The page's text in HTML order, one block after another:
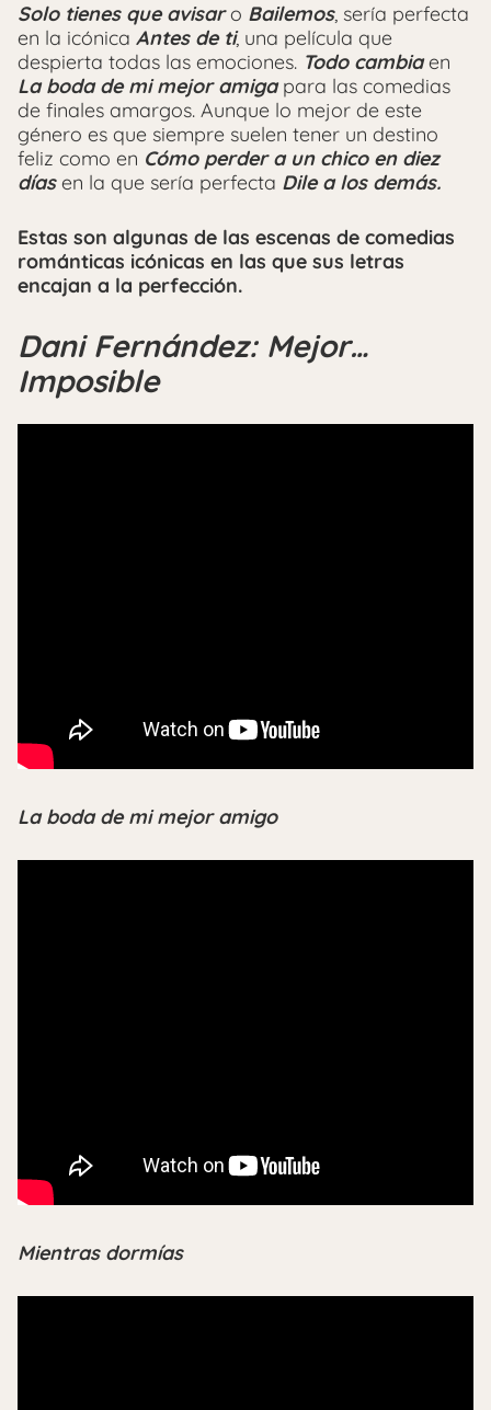
Solo tienes que avisaro Bailemos, sería perfecta
en la icónica Antes de ti, una película que
despierta todas las emociones. Todo cambiaen
La boda de mi mejor amigapara las comedias
de finales amargos. Aunque lo mejor de este
género es que siempre suelen tener un destino
feliz como en Cómo perder a un chico en diez
díasen la que sería perfecta Dile a los demás.
Estas son algunas de las escenas de comedias
románticas icónicas en las que sus letras
encajan a la perfección.
Dani Fernández: Mejor…
Imposible
La boda de mi mejor amigo
Mientras dormías